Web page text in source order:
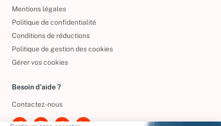
Mentions légales
Politique de confidentialité
Conditions de réductions
Politique de gestion des cookies
Gérer vos cookies
Besoin d'aide ?
Contactez-nous